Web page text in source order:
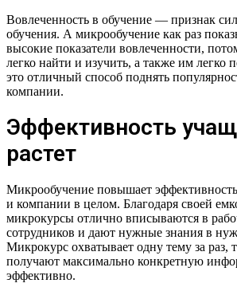
Вовлеченность в обучение — признак
обучения. А микрообучение как раз
высокие показатели вовлеченности,
легко найти и изучить, а также им легко
это отличный способ поднять
компании.
Эффективность
растет
Микрообучение повышает
и компании в целом. Благодаря своей
микрокурсы отлично вписываются в
сотрудников и дают нужные знания в
Микрокурс охватывает одну тему за раз,
получают максимально конкретную
эффективно.